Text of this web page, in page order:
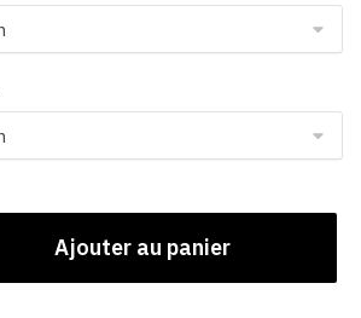
Ajouter au panier